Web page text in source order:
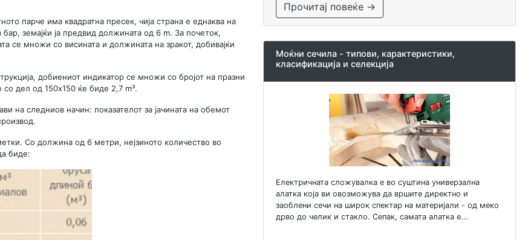
парче има квадратна пресек, чија страна е еднаква на
земајќи ја предвид должината од 6 m. За почеток,
се множи со висината и должината на зракот, добивајќи
добиениот индикатор се множи со бројот на празни
дел од 150x150 ќе биде 2,7 m³.
на следниов начин: показателот за јачината на обемот
Со должина од 6 метри, нејзиното количество во
биде:
Прочитај повеќе →
Моќни сечила - типови, карактеристики,
класификација и селекција
Електричната сложувалка е во суштина универзална
алатка која ви овозможува да вршите директно и
заоблени сечи на широк спектар на материјали - од меко
дрво до челик и стакло. Сепак, самата алатка е...